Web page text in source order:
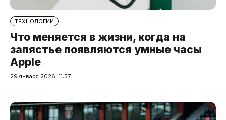
ТЕХНОЛОГИИ
Что меняется в жизни, когда на
запястье появляются умные часы
Apple
29 января 2026, 11:57